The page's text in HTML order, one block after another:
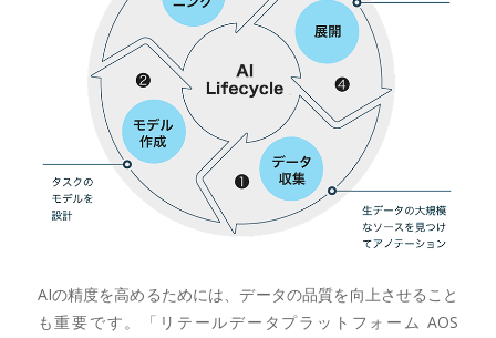
AIの精度を高めるためには、データの品質を向上させること
も重要です。「リテールデータプラットフォーム AOS